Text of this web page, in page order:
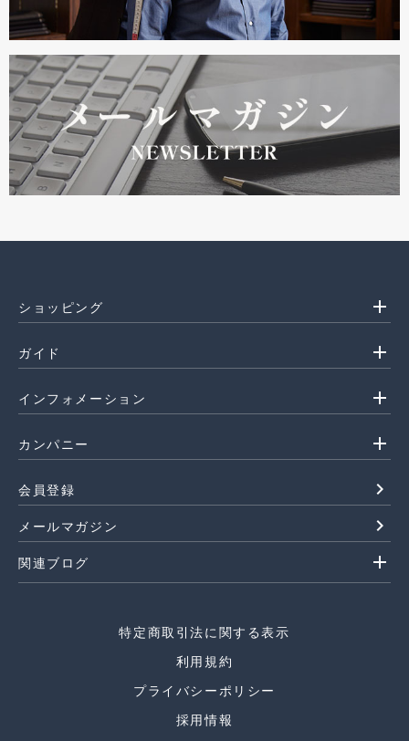
ショッピング add
ガイド add
インフォメーション add
カンパニー add
会員登録 navigate_next
メールマガジン navigate_next
関連ブログ add
特定商取引法に関する表示
利用規約
プライバシーポリシー
採用情報